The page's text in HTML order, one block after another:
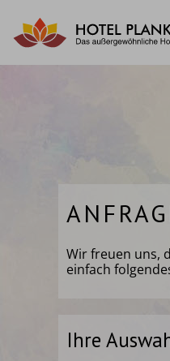
Wir freuen uns,
einfach
Ihre